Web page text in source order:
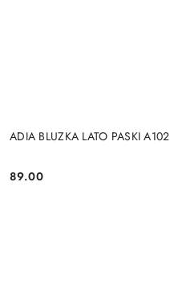
ADIA BLUZKA LATO PASKI A102
Cena:
89.00